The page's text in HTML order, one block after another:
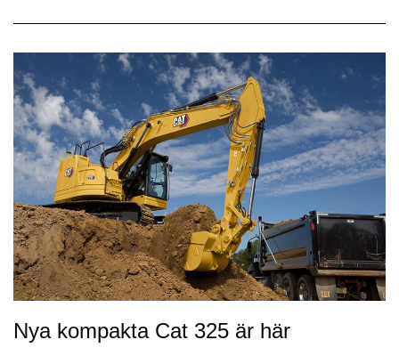
Nya kompakta Cat 325 är här